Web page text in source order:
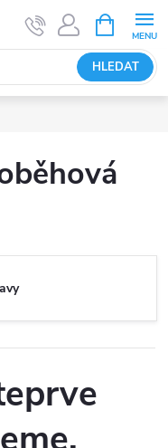
HLEDAT
NÁKUPNÍ
KOŠÍK